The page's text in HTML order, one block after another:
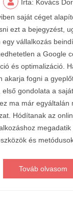
Írta: Kovács
saját céget
ezt a bejegyzést,
egy vállalkozás
a Google
és optimalizáció.
akarja fogni a
első gondolata a
ma már egyáltalán
Hódítanak az
és
Továb olvasom